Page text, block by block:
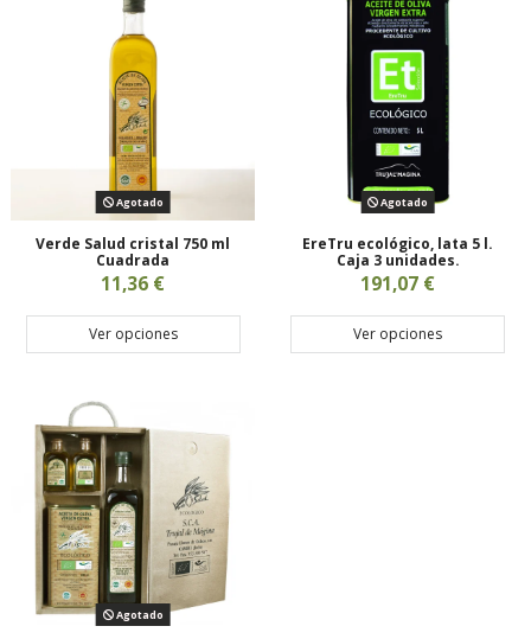
Agotado
Verde Salud cristal 750 ml
Cuadrada
11,36 €
Ver opciones
Agotado
EreTru ecológico, lata 5 l.
Caja 3 unidades.
191,07 €
Ver opciones
Agotado